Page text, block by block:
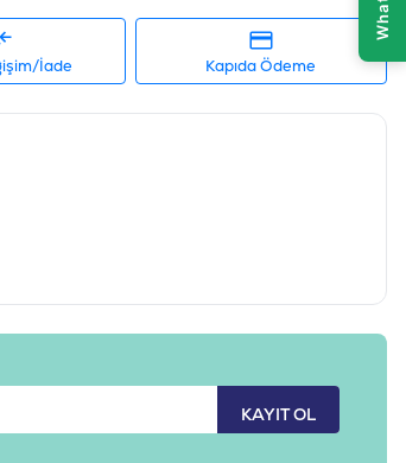
İade Kapıda Ödeme
KAYIT OL